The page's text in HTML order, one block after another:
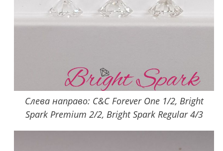
Слева направо: C&C Forever One 1/2, Bright
Spark Premium 2/2, Bright Spark Regular 4/3